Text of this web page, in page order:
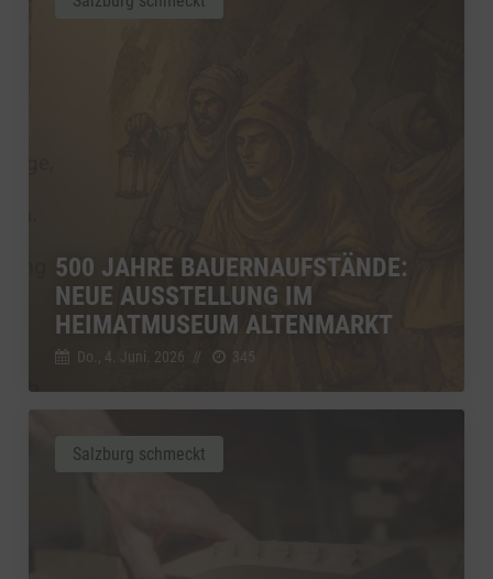
500 JAHRE BAUERNAUFSTÄNDE:
NEUE AUSSTELLUNG IM
HEIMATMUSEUM ALTENMARKT
Do., 4. Juni. 2026 // 345
Salzburg schmeckt